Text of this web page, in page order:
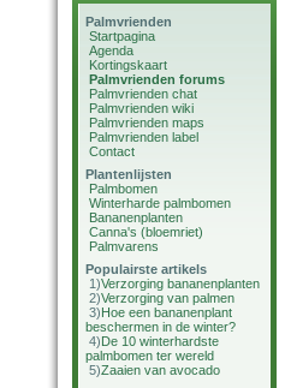
Palmvrienden
Startpagina
Agenda
Kortingskaart
Palmvrienden forums
Palmvrienden chat
Palmvrienden wiki
Palmvrienden maps
Palmvrienden label
Contact
Plantenlijsten
Palmbomen
Winterharde palmbomen
Bananenplanten
Canna's (bloemriet)
Palmvarens
Populairste artikels
1)Verzorging bananenplanten
2)Verzorging van palmen
3)Hoe een bananenplant
beschermen in de winter?
4)De 10 winterhardste
palmbomen ter wereld
5)Zaaien van avocado